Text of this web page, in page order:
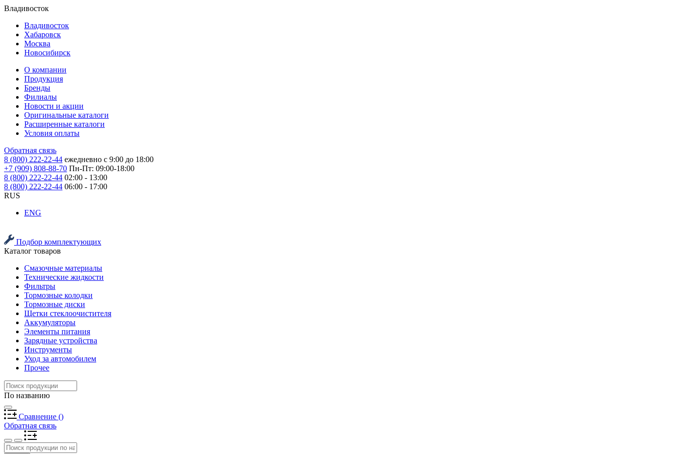
Владивосток
Владивосток
Хабаровск
Москва
Новосибирск
О компании
Продукция
Бренды
Филиалы
Новости и акции
Оригинальные каталоги
Расширенные каталоги
Условия оплаты
Обратная связь
8 (800) 222-22-44 ежедневно с 9:00 до 18:00
+7 (909) 808-88-70 Пн-Пт: 09:00-18:00
8 (800) 222-22-44 02:00 - 13:00
8 (800) 222-22-44 06:00 - 17:00
RUS
ENG
Подбор комплектующих
Каталог товаров
Смазочные материалы
Технические жидкости
Фильтры
Тормозные колодки
Тормозные диски
Щетки стеклоочистителя
Аккумуляторы
Элементы питания
Зарядные устройства
Инструменты
Уход за автомобилем
Прочее
По названию
Сравнение ()
Обратная связь